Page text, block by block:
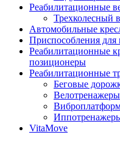
Реабилитационные
Трехколесный
Автомобильные
Приспособления для
Реабилитационные
позиционеры
Реабилитационные
Беговые
Велотренажеры
VitaMove